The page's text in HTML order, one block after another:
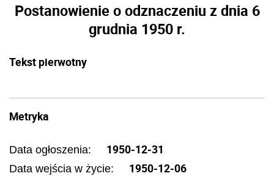
Postanowienie o odznaczeniu z dnia 6
grudnia 1950 r.
Tekst pierwotny
Metryka
Data ogłoszenia: 1950-12-31
Data wejścia w życie: 1950-12-06